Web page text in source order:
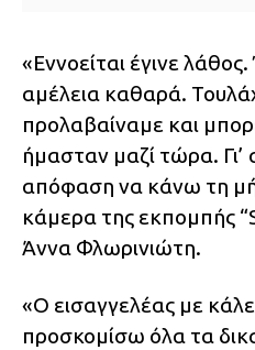
«Εννοείται έγινε
αμέλεια καθαρά.
προλαβαίναμε και
ήμασταν μαζί τώρα. Γι’
απόφαση να κάνω τη
κάμερα της εκπομπής
Άννα Φλωρινιώτη.
«Ο εισαγγελέας με
προσκομίσω όλα τα